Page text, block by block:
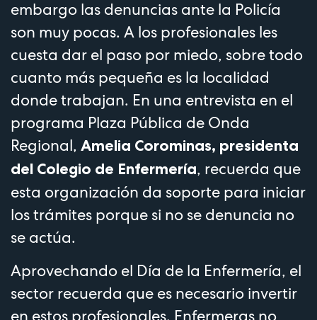
embargo las denuncias ante la Policía
son muy pocas. A los profesionales les
cuesta dar el paso por miedo, sobre todo
cuanto más pequeña es la localidad
donde trabajan. En una entrevista en el
programa Plaza Pública de Onda
Regional, Amelia Corominas, presidenta
del Colegio de Enfermería, recuerda que
esta organización da soporte para iniciar
los trámites porque si no se denuncia no
se actúa.
Aprovechando el Día de la Enfermería, el
sector recuerda que es necesario invertir
en estos profesionales. Enfermeras no